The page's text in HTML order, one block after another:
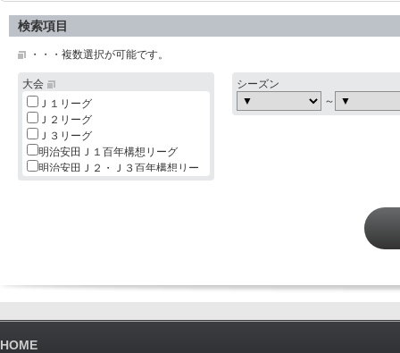
検索項目
・・・複数選択が可能です。
大会
Ｊ１リーグ
Ｊ２リーグ
Ｊ３リーグ
明治安田Ｊ１百年構想リーグ
明治安田Ｊ２・Ｊ３百年構想リー
グ
シーズン
～
HOME